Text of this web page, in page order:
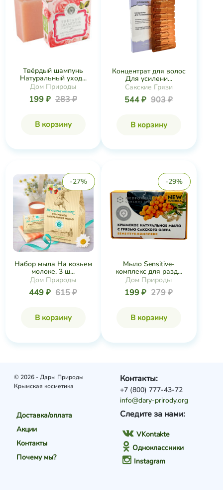
Твёрдый шампунь
Натуральный уход...
Дом Природы
199 ₽ 283 ₽
В корзину
Концентрат для волос
Для усилени...
Сакские Грязи
544 ₽ 903 ₽
В корзину
-27%
Набор мыла На козьем
молоке, 3 ш...
Дом Природы
449 ₽ 615 ₽
В корзину
-29%
Мыло Sensitive-
комплекс для разд...
Дом Природы
199 ₽ 279 ₽
В корзину
© 2026 - Дары Природы
Крымская косметика
Доставка/оплата
Акции
Контакты
Почему мы?
Следите за нами:
VKontakte
Одноклассники
Instagram
Контакты:
+7 (800) 777-43-72
info@dary-prirody.org